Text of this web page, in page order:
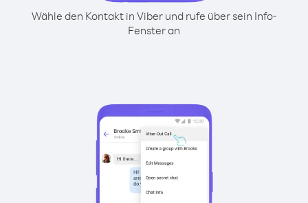
Wähle den Kontakt in Viber und rufe über sein Info-
Fenster an